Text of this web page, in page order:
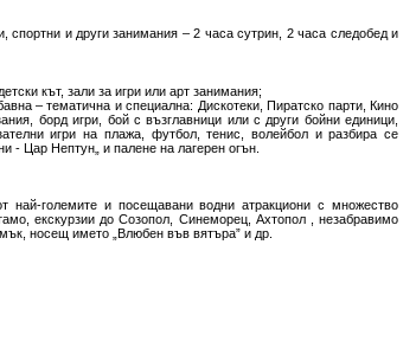
спортни и други занимания – 2 часа сутрин, 2 часа следобед и
кът, зали за игри или арт занимания;
– тематична и специална: Дискотеки, Пиратско парти, Кино
борд игри, бой с възглавници или с други бойни единици,
игри на плажа, футбол, тенис, волейбол и разбира се
- Цар Нептун„ и палене на лагерен огън.
най-големите и посещавани водни атракциони с множество
екскурзии до Созопол, Синеморец, Ахтопол , незабравимо
носещ името „Влюбен във вятъра” и др.